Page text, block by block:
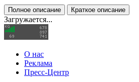
Полное описание Краткое описание
Загружается...
О нас
Реклама
Пресс-Центр